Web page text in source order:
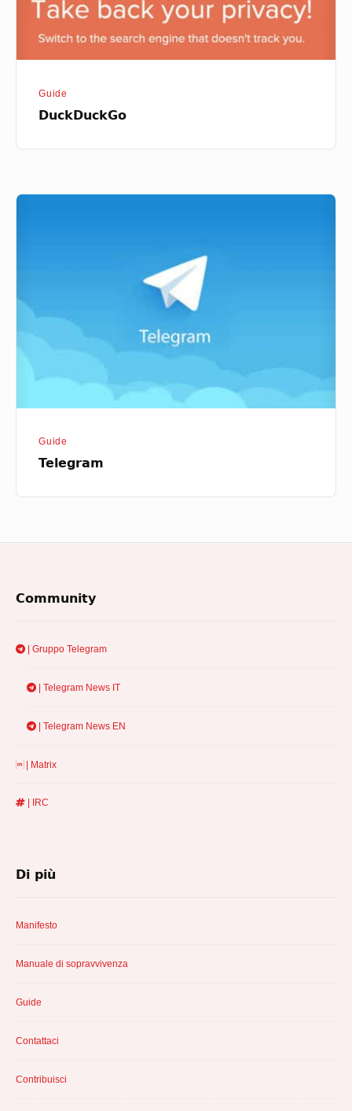
Guide
DuckDuckGo
Telegram
Guide
Telegram
Community
| Gruppo Telegram
| Telegram News IT
| Telegram News EN
| Matrix
| IRC
Di più
Manifesto
Manuale di sopravvivenza
Guide
Contattaci
Contribuisci